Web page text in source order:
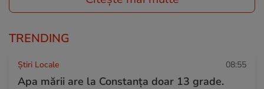
TRENDING
Știri Locale 08:55
Apa mării are la Constanța doar 13 grade.